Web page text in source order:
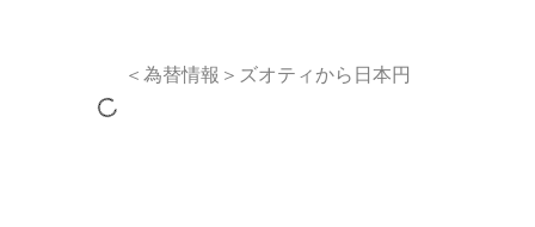
＜為替情報＞ズオティから日本円